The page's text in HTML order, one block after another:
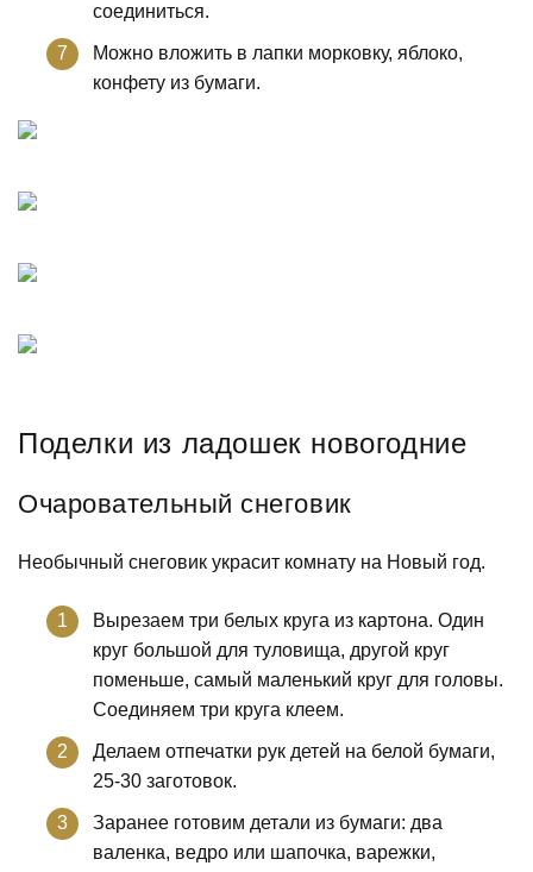
соединиться.
Можно вложить в лапки морковку, яблоко,
конфету из бумаги.
Поделки из ладошек новогодние
Очаровательный снеговик
Необычный снеговик украсит комнату на Новый год.
Вырезаем три белых круга из картона. Один
круг большой для туловища, другой круг
поменьше, самый маленький круг для головы.
Соединяем три круга клеем.
Делаем отпечатки рук детей на белой бумаги,
25-30 заготовок.
Заранее готовим детали из бумаги: два
валенка, ведро или шапочка, варежки,